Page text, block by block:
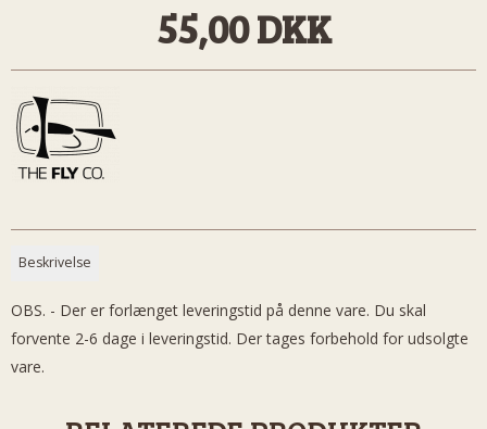
55,00 DKK
Beskrivelse
OBS. - Der er forlænget leveringstid på denne vare. Du skal
forvente 2-6 dage i leveringstid. Der tages forbehold for udsolgte
vare.